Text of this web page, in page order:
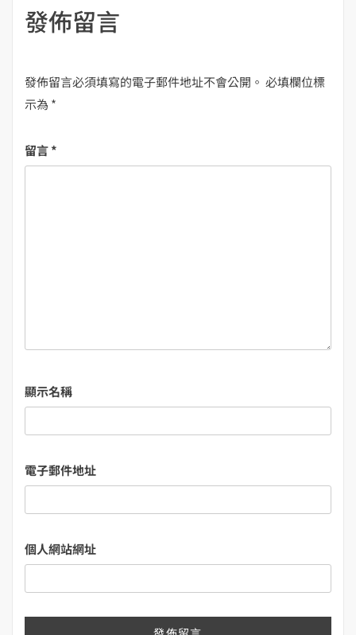
發佈留言
發佈留言必須填寫的電子郵件地址不會公開。 必填欄位標
示為 *
留言*
顯示名稱
電子郵件地址
個人網站網址